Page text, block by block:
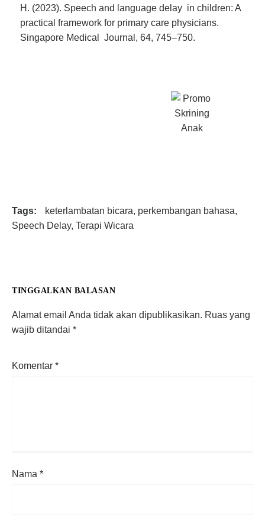
H. (2023). Speech and language delay in children: A
practical framework for primary care physicians.
Singapore Medical Journal , 64, 745–750.
Tags: keterlambatan bicara, perkembangan bahasa,
Speech Delay, Terapi Wicara
TINGGALKAN BALASAN
Alamat email Anda tidak akan dipublikasikan. Ruas yang
wajib ditandai *
Komentar *
Nama *